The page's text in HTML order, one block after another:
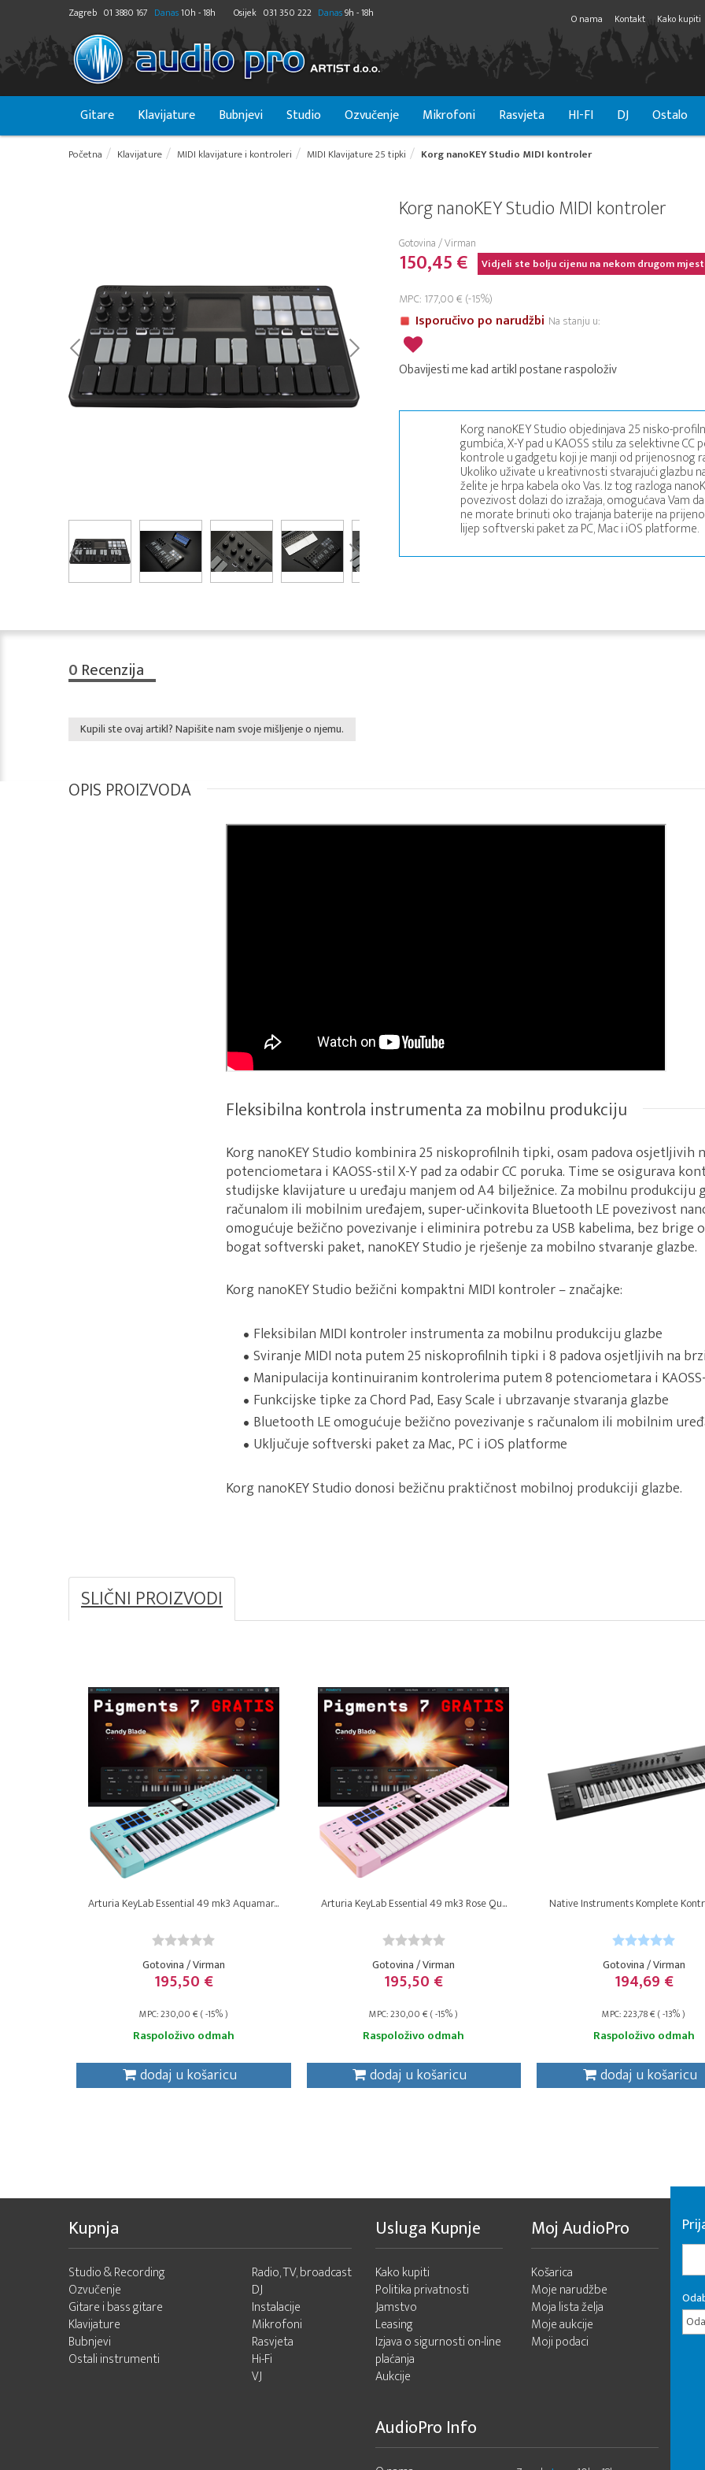
Zagreb 01 3880 167 Danas10h - 18h Osijek 031 350 222 Danas9h - 18h O nama Kontakt Kako kupiti
Gitare Klavijature Bubnjevi Studio Ozvučenje Mikrofoni Rasvjeta HI-FI DJ Ostalo
Početna Klavijature MIDI klavijature i kontroleri MIDI Klavijature 25 tipki Korg nanoKEY Studio MIDI kontroler
Korg nanoKEY Studio MIDI kontroler
Gotovina / Virman
150,45 € Vidjeli ste bolju cijenu na nekom drugom
MPC: 177,00 € (-15%)
Isporučivo po narudžbi Na stanju u:
Obavijesti me kad artikl postane raspoloživ
Korg nanoKEY Studio objedinjava 25 nisko-
gumbića, X-Y pad u KAOSS stilu za selektivne
kontrole u gadgetu koji je manji od prijenosnog
Ukoliko uživate u kreativnosti stvarajući glazbu
želite je hrpa kabela oko Vas. Iz tog razloga
povezivost dolazi do izražaja, omogućava Vam
ne morate brinuti oko trajanja baterije na
lijep softverski paket za PC, Mac i iOS platforme.
0 Recenzija
Kupili ste ovaj artikl? Napišite nam svoje mišljenje o njemu.
OPIS PROIZVODA
Fleksibilna kontrola instrumenta za mobilnu produkciju
Korg nanoKEY Studio kombinira 25 niskoprofilnih tipki, osam padova osjetljivih
potenciometara i KAOSS-stil X-Y pad za odabir CC poruka. Time se osigurava
studijske klavijature u uređaju manjem od A4 bilježnice. Za mobilnu produkciju
računalom ili mobilnim uređajem, super-učinkovita Bluetooth LE povezivost
omogućuje bežično povezivanje i eliminira potrebu za USB kabelima, bez brige
bogat softverski paket, nanoKEY Studio je rješenje za mobilno stvaranje glazbe.
Korg nanoKEY Studio bežični kompaktni MIDI kontroler – značajke:
Fleksibilan MIDI kontroler instrumenta za mobilnu produkciju glazbe
Sviranje MIDI nota putem 25 niskoprofilnih tipki i 8 padova osjetljivih na
Manipulacija kontinuiranim kontrolerima putem 8 potenciometara i
Funkcijske tipke za Chord Pad, Easy Scale i ubrzavanje stvaranja glazbe
Bluetooth LE omogućuje bežično povezivanje s računalom ili mobilnim
Uključuje softverski paket za Mac, PC i iOS platforme
Korg nanoKEY Studio donosi bežičnu praktičnost mobilnoj produkciji glazbe.
SLIČNI PROIZVODI
Arturia KeyLab Essential 49 mk3 Aquamar...
Gotovina / Virman
195,50 €
MPC: 230,00 € ( -15% )
Raspoloživo odmah
dodaj u košaricu
Arturia KeyLab Essential 49 mk3 Rose Qu...
Gotovina / Virman
195,50 €
MPC: 230,00 € ( -15% )
Raspoloživo odmah
dodaj u košaricu
Native Instruments Komplete
Gotovina / Virman
194,69 €
MPC: 223,78 € ( -13% )
Raspoloživo odmah
dodaj u košaricu
Kupnja
Studio & Recording
Ozvučenje
Gitare i bass gitare
Klavijature
Bubnjevi
Ostali instrumenti
Radio, TV, broadcast
DJ
Instalacije
Mikrofoni
Rasvjeta
Hi-Fi
VJ
Usluga Kupnje
Kako kupiti
Politika privatnosti
Jamstvo
Leasing
Izjava o sigurnosti on-line
plaćanja
Aukcije
Moj AudioPro
Košarica
Moje narudžbe
Moja lista želja
Moje aukcije
Moji podaci
AudioPro Info